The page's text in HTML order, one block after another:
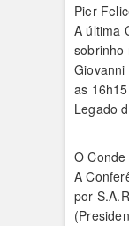
Pier
A última
sobrinho
as
Legado
O
A
por